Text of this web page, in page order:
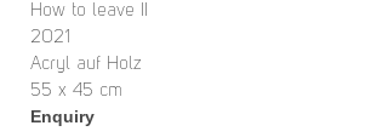
How to leave II
2021
Acryl auf Holz
55 x 45 cm
Enquiry